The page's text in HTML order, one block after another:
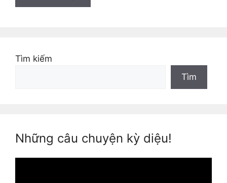
Tìm kiếm
Tìm
Những câu chuyện kỳ diệu!